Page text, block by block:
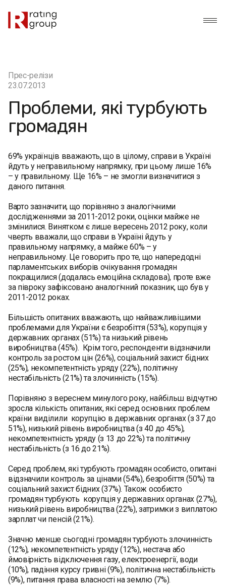
Прес-релізи
23.07.2013
Проблеми, які турбують
громадян
69% українців вважають, що в цілому, справи в Україні
йдуть у неправильному напрямку, при цьому лише 16%
– у правильному. Ще 16% – не змогли визначитися з
даного питання.
Варто зазначити, що порівняно з аналогічними
дослідженнями за 2011-2012 роки, оцінки майже не
змінилися. Винятком є лише вересень 2012 року, коли
чверть вважали, що справи в Україні йдуть у
правильному напрямку, а майже 60% – у
неправильному. Це говорить про те, що напередодні
парламентських виборів очікування громадян
покращилися (додалась емоційна складова), проте вже
за півроку зафіксовано аналогічний показник, що був у
2011-2012 роках.
Більшість опитаних вважають, що найважливішими
проблемами для України є безробіття (53%), корупція у
державних органах (51%) та низький рівень
виробництва (45%). Крім того, респонденти відзначили
контроль за ростом цін (26%), соціальний захист бідних
(25%), некомпетентність уряду (22%), політичну
нестабільність (21%) та злочинність (15%).
Порівняно з вереснем минулого року, найбільш відчутно
зросла кількість опитаних, які серед основних проблем
країни виділили корупцію в державних органах (з 37 до
51%), низький рівень виробництва (з 40 до 45%),
некомпетентність уряду (з 13 до 22%) та політичну
нестабільність (з 16 до 21%).
Серед проблем, які турбують громадян особисто, опитані
відзначили контроль за цінами (54%), безробіття (50%) та
соціальний захист бідних (37%). Також особисто
громадян турбують корупція у державних органах (27%),
низький рівень виробництва (22%), затримки з виплатою
зарплат чи пенсій (21%).
Значно менше сьогодні громадян турбують злочинність
(12%), некомпетентність уряду (12%), нестача або
ймовірність відключення газу, електроенергії, води
(10%), падіння курсу гривні (9%), політична нестабільність
(9%), питання права власності на землю (7%).